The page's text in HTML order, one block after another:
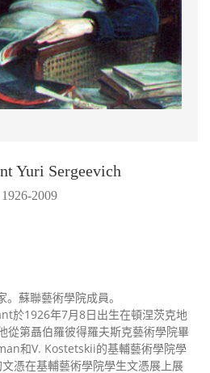
Yuri Sergeevich
1926-2009
蘇聯藝術學院成員。
於1926年7月8日出生在頓涅茨克地
從第聶伯羅彼得羅夫斯克藝術學院畢
和V. Kostetskii的基輔藝術學院學
憑在基輔藝術學院學生文憑展上展